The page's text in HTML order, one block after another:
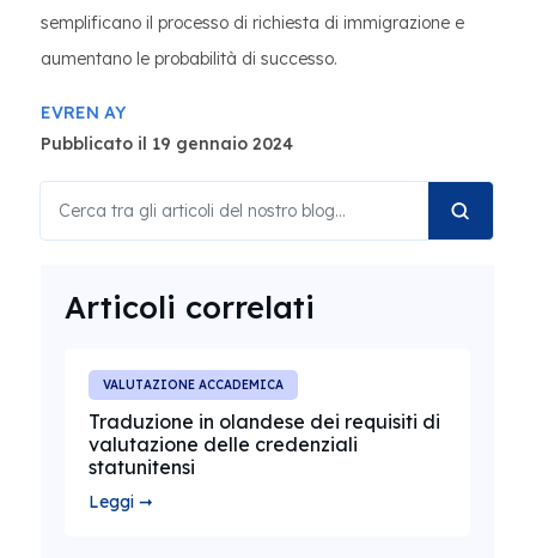
semplificano il processo di richiesta di immigrazione e
aumentano le probabilità di successo.
EVREN AY
Pubblicato il 19 gennaio 2024
Articoli correlati
VALUTAZIONE ACCADEMICA
Traduzione in olandese dei requisiti di
valutazione delle credenziali
statunitensi
Leggi ➞